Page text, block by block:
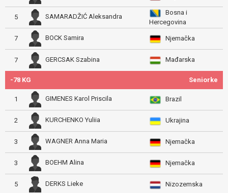
5 SAMARADŽIĆ Aleksandra
Bosna i
Hercegovina
7 BOCK Samira Njemačka
7 GERCSAK Szabina Mađarska
-78 KG Seniorke
1 GIMENES Karol Priscila Brazil
2 KURCHENKO Yuliia Ukrajina
3 WAGNER Anna Maria Njemačka
3 BOEHM Alina Njemačka
5 DERKS Lieke Nizozemska